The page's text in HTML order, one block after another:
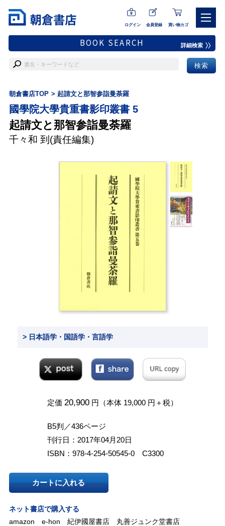
ログイン 会員登録 買い物カゴ
BOOK SEARCH 詳細検索
朝倉書店TOP 起請文と那智参詣曼荼羅
國學院大學貴重書影印叢書 5
起請文と那智参詣曼荼羅
千々和 到 (責任編集)
> 日本語学・国語学・言語学
定価 20,900 円（本体 19,000 円＋税）
B5判／436ページ
刊行日：2017年04月20日
ISBN：978-4-254-50545-0 C3300
カートに入れる
ネット書店で購入する
amazon
e-hon 紀伊國屋書店
丸善ジュンク堂書店